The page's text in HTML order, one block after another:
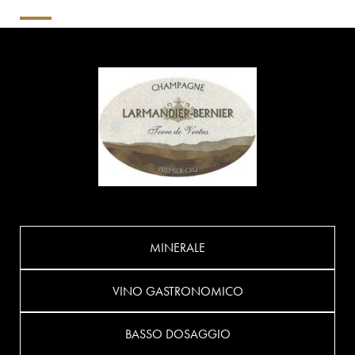
MINERALE
VINO GASTRONOMICO
BASSO DOSAGGIO